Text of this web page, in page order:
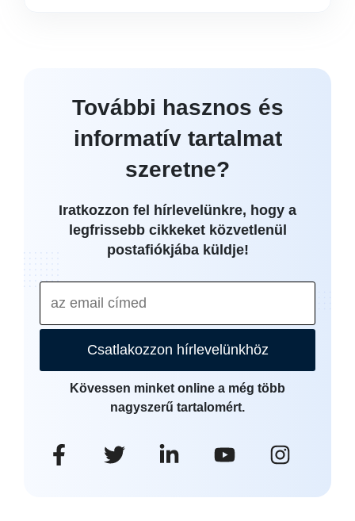
További hasznos és
informatív tartalmat
szeretne?
Iratkozzon fel hírlevelünkre, hogy a
legfrissebb cikkeket közvetlenül
postafiókjába küldje!
Csatlakozzon hírlevelünkhöz
Kövessen minket online a még több
nagyszerű tartalomért.